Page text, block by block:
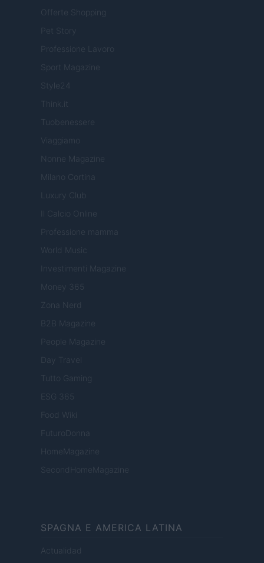
Offerte Shopping
Pet Story
Professione Lavoro
Sport Magazine
Style24
Think.it
Tuobenessere
Viaggiamo
Nonne Magazine
Milano Cortina
Luxury Club
Il Calcio Online
Professione mamma
World Music
Investimenti Magazine
Money 365
Zona Nerd
B2B Magazine
People Magazine
Day Travel
Tutto Gaming
ESG 365
Food Wiki
FuturoDonna
HomeMagazine
SecondHomeMagazine
SPAGNA E AMERICA LATINA
Actualidad